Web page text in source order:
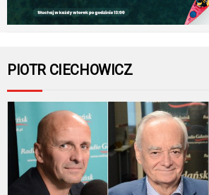
PIOTR CIECHOWICZ